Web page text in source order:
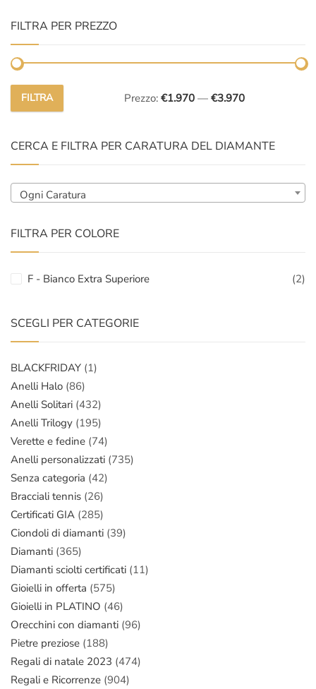
FILTRA PER PREZZO
Prezzo
Prezzo
FILTRA Prezzo: €1.970 — €3.970
CERCA E FILTRA PER CARATURA DEL DIAMANTE
Ogni Caratura
FILTRA PER COLORE
F - Bianco Extra Superiore (2)
SCEGLI PER CATEGORIE
BLACKFRIDAY (1)
Anelli Halo (86)
Anelli Solitari (432)
Anelli Trilogy (195)
Verette e fedine (74)
Anelli personalizzati (735)
Senza categoria (42)
Bracciali tennis (26)
Certificati GIA (285)
Ciondoli di diamanti (39)
Diamanti (365)
Diamanti sciolti certificati (11)
Gioielli in offerta (575)
Gioielli in PLATINO (46)
Orecchini con diamanti (96)
Pietre preziose (188)
Regali di natale 2023 (474)
Regali e Ricorrenze (904)